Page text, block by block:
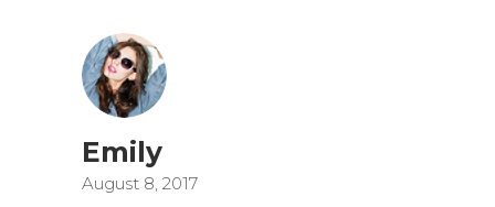
Emily
August 8, 2017